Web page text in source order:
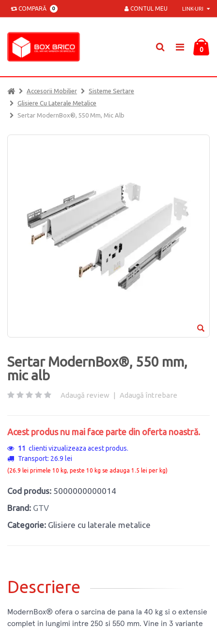
COMPARĂ 0 LINK-URI
CONTUL MEU
0
Accesorii Mobilier
Sisteme Sertare
Glisiere Cu Laterale Metalice
Sertar ModernBox®, 550 Mm, Mic Alb
Sertar ModernBox®, 550 mm,
mic alb
Adaugă review | Adaugă întrebare
Acest produs nu mai face parte din oferta noastră.
11 clienti vizualizeaza acest produs.
Transport: 26.9 lei
(26.9 lei primele 10 kg, peste 10 kg se adauga 1.5 lei per kg)
Cod produs: 5000000000014
Brand: GTV
Categorie: Glisiere cu laterale metalice
Descriere
ModernBox® ofera o sarcina de pana la 40 kg si o extensie
complet in lungimi intre 250 si 550 mm. Vine in 3 variante